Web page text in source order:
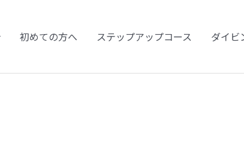
初めての方へ ステップアップコース ダイビ